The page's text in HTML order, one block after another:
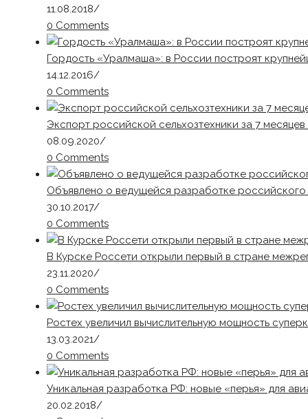
11.08.2018/
0 Comments
Гордость «Уралмаша»: в России построят
14.12.2016/
0 Comments
Экспорт российской сельхозтехники за 7
08.09.2020/
0 Comments
Объявлено о ведущейся разработке
30.10.2017/
0 Comments
В Курске Россети открыли первый в стране
23.11.2020/
0 Comments
Ростех увеличил вычислительную мощность
13.03.2021/
0 Comments
Уникальная разработка РФ: новые «перья» для
20.02.2018/